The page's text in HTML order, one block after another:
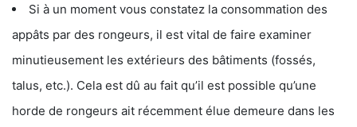
Si à un moment vous constatez la consommation des
appâts par des rongeurs, il est vital de faire examiner
minutieusement les extérieurs des bâtiments (fossés,
talus, etc.). Cela est dû au fait qu’il est possible qu’une
horde de rongeurs ait récemment élue demeure dans les